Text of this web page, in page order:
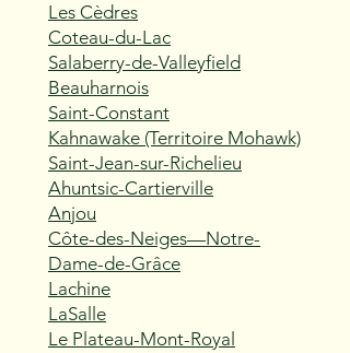
Les Cèdres
Coteau-du-Lac
Salaberry-de-Valleyfield
Beauharnois
Saint-Constant
Kahnawake (Territoire Mohawk)
Saint-Jean-sur-Richelieu
Ahuntsic-Cartierville
Anjou
Côte-des-Neiges—Notre-
Dame-de-Grâce
Lachine
LaSalle
Le Plateau-Mont-Royal